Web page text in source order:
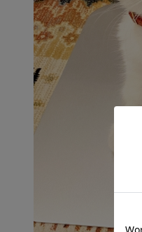
・ホリホリする子
・誤食が心配な子
・暑がりな子
【使用上の注意】
・直射日光が当たる場所
収し高温になりやけどの
・ケージ中で使用する場
が移動できる空きスペー
・水分がついた場合は速